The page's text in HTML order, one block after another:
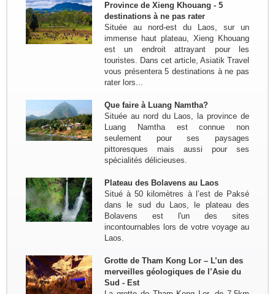
du Sud au Nord : Saigon - Delta du
Mékong - Can Tho - Saigon - Envol
pour HoiAn - Danang - Ba Na Hill -
Hue - Envol pour...
Groupe: VAL DE LOIRE
7personnes
Circuit sur mesure à la découverte
2022: Hanoi - Bac Ha - Marché Can
Cau - Thong Nguyen - Hoang Su Phi
- Ha Giang - Nam Dam -...
Groupe: VAR VIETNAM PASSION
(21personnes)
Voyage à la carte du 4 oct au 19 oct
dans la baie de Lan Ha - Marché
ethnique Bac Ha - Thong Nguyen (
Hoang Su Phi) - Lac...
Province de Xieng Khouang - 5
destinations à ne pas rater
Située au nord-est du Laos, sur un
immense haut plateau, Xieng Khouang
est un endroit attrayant pour les
touristes. Dans cet article, Asiatik Travel
vous présentera 5 destinations à ne pas
rater lors...
Que faire à Luang Namtha?
Située au nord du Laos, la province de
Luang Namtha est connue non
seulement pour ses paysages
pittoresques mais aussi pour ses
spécialités délicieuses.
Plateau des Bolavens au Laos
Situé à 50 kilomètres à l’est de Paksé
dans le sud du Laos, le plateau des
Bolavens est l'un des sites
incontournables lors de votre voyage au
Laos.
Grotte de Tham Kong Lor – L’un des
merveilles géologiques de l’Asie du
Sud - Est